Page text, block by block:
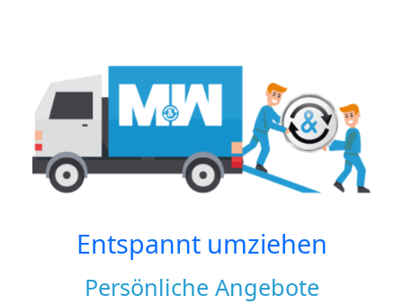
Entspannt umziehen
Persönliche Angebote